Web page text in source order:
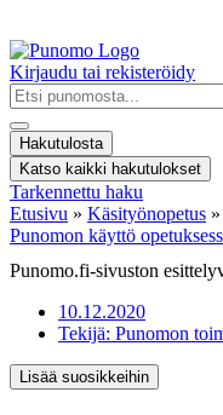
Kirjaudu tai rekisteröidy
Search
...
Hakutulosta
Katso kaikki hakutulokset
Tarkennettu haku
Etusivu » Käsityönopetus »
Punomon käyttö
Punomo.fi-sivuston
10.12.2020
Tekijä: Punomon
Lisää suosikkeihin